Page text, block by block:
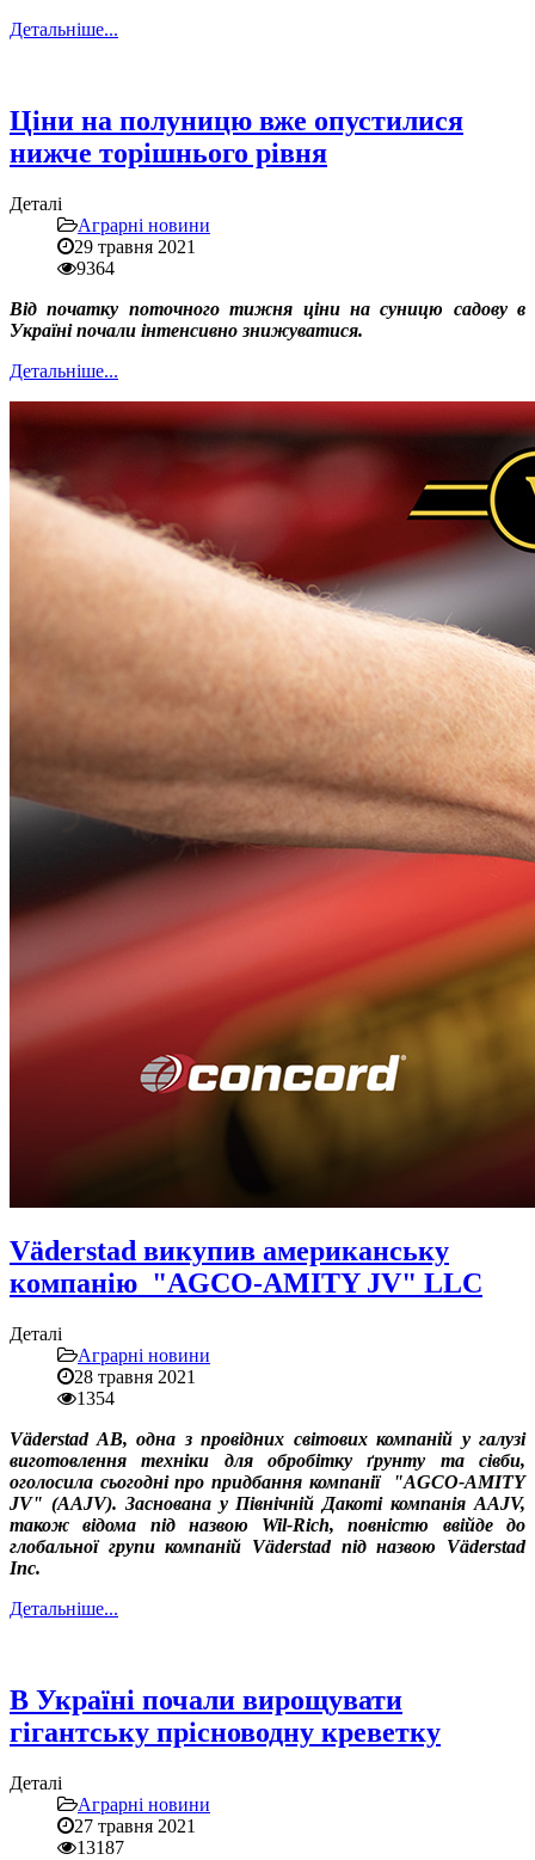
Детальніше...
Ціни на полуницю вже опустилися
нижче торішнього рівня
Деталі
Аграрні новини
29 травня 2021
9364
Від початку поточного тижня ціни на суницю садову в
Україні почали інтенсивно знижуватися.
Детальніше...
Väderstad викупив американську
компанію "AGCO-AMITY JV" LLC
Деталі
Аграрні новини
28 травня 2021
1354
Väderstad AB, одна з провідних світових компаній у галузі
виготовлення техніки для обробітку ґрунту та сівби,
оголосила сьогодні про придбання компанії "AGCO-AMITY
JV" (AAJV). Заснована у Північній Дакоті компанія AAJV,
також відома під назвою Wil-Rich, повністю ввійде до
глобальної групи компаній Väderstad під назвою Väderstad
Inc.
Детальніше...
В Україні почали вирощувати
гігантську прісноводну креветку
Деталі
Аграрні новини
27 травня 2021
13187